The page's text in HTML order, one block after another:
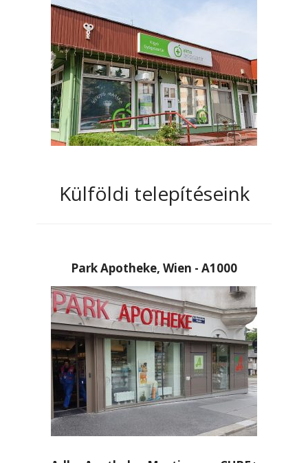
Külföldi telepítéseink
Park Apotheke, Wien - A1000